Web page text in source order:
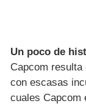
Un poco de
Capcom
con escasas
cuales Capcom